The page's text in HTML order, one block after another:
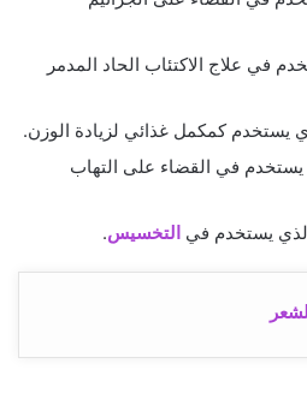
في علاج الاكتئاب الحاد المدمر
يستخدم كمكمل غذائي لزيادة الوزن.
يستخدم في القضاء على التهاب
يستخدم في التخسيس.